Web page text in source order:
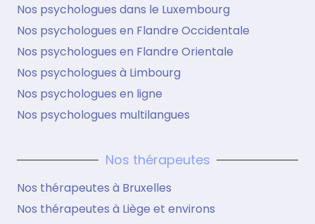
Nos psychologues dans le Luxembourg
Nos psychologues en Flandre Occidentale
Nos psychologues en Flandre Orientale
Nos psychologues à Limbourg
Nos psychologues en ligne
Nos psychologues multilangues
Nos thérapeutes
Nos thérapeutes à Bruxelles
Nos thérapeutes à Liège et environs